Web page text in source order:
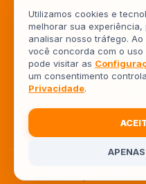
Av. Europa, 962 -
Utilizamos cookies e
melhorar sua
analisar nosso tráfego. Ao
você concorda com o uso
pode visitar as
um consentimento
Privacidade.